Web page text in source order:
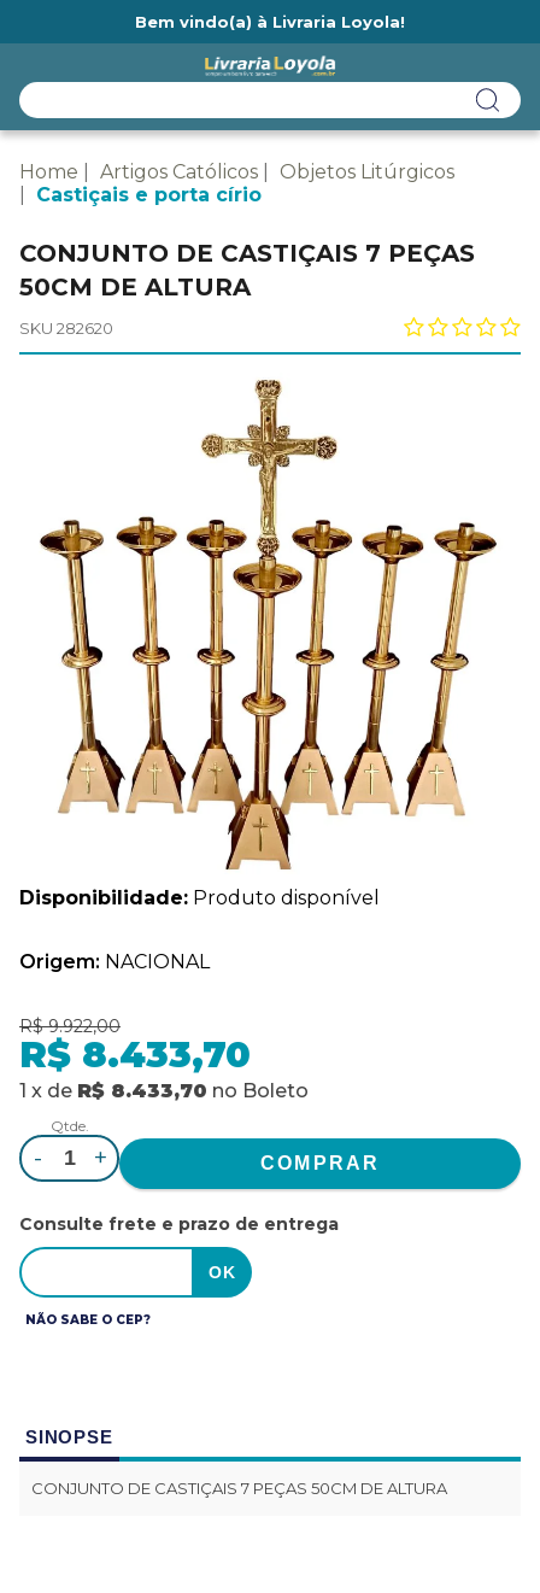
Bem vindo(a) à Livraria Loyola!
Home Artigos Católicos
Objetos Litúrgicos
Castiçais e porta círio
CONJUNTO DE CASTIÇAIS 7 PEÇAS
50CM DE ALTURA
SKU 282620
Disponibilidade: Produto disponível
Origem: NACIONAL
R$ 9.922,00
R$ 8.433,70
1 x de R$ 8.433,70 no Boleto
Qtde.
- +
Consulte frete e prazo de entrega
NÃO SABE O CEP?
SINOPSE
CONJUNTO DE CASTIÇAIS 7 PEÇAS 50CM DE ALTURA